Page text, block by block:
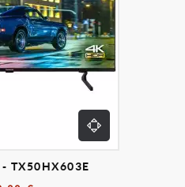
- TX50HX603E